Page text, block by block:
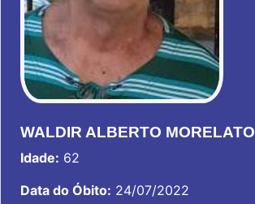
WALDIR ALBERTO MORELATO
Idade: 62
Data do Óbito: 24/07/2022